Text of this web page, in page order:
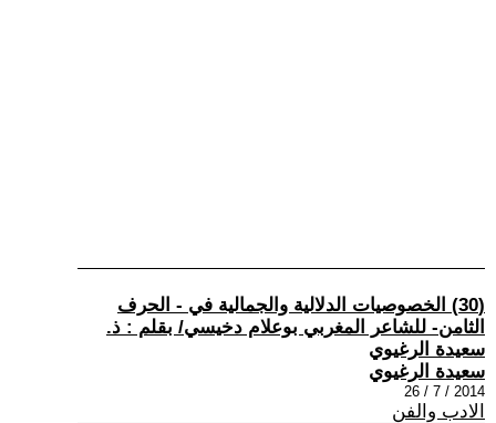
(30) الخصوصيات الدلالية والجمالية في - الحرف
الثامن- للشاعر المغربي بوعلام دخيسي/ بقلم : ذ.
سعيدة الرغيوي
سعيدة الرغيوي
2014 / 7 / 26
الادب والفن